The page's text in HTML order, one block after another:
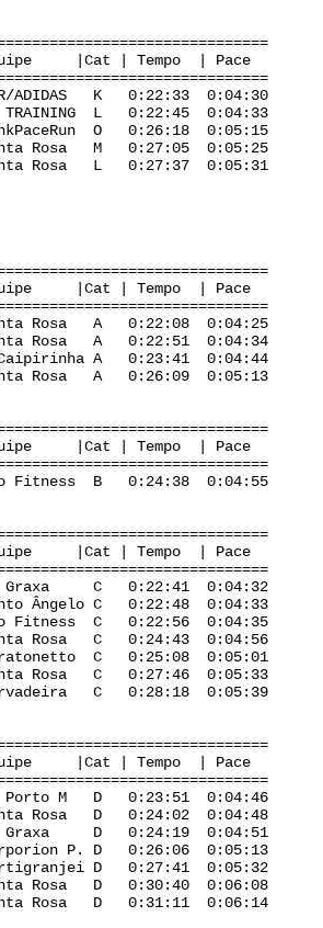
| Tempo | Pace
ADIDAS K 0:22:33 0:04:30
TRAINING L 0:22:45 0:04:33
O 0:26:18 0:05:15
Rosa M 0:27:05 0:05:25
Rosa L 0:27:37 0:05:31
| Tempo | Pace
Rosa A 0:22:08 0:04:25
Santa Rosa A 0:22:51 0:04:34
A 0:23:41 0:04:44
Rosa A 0:26:09 0:05:13
| Tempo | Pace
Fitness B 0:24:38 0:04:55
| Tempo | Pace
Graxa C 0:22:41 0:04:32
Ângelo C 0:22:48 0:04:33
Fitness C 0:22:56 0:04:35
Santa Rosa C 0:24:43 0:04:56
C 0:25:08 0:05:01
Rosa C 0:27:46 0:05:33
Porvadeira C 0:28:18 0:05:39
| Tempo | Pace
M D 0:23:51 0:04:46
Rosa D 0:24:02 0:04:48
Graxa D 0:24:19 0:04:51
Corporion P. D 0:26:06 0:05:13
D 0:27:41 0:05:32
Santa Rosa D 0:30:40 0:06:08
Rosa D 0:31:11 0:06:14